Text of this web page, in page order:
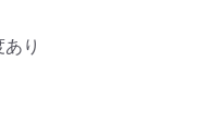
り